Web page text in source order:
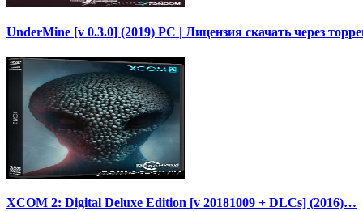
UnderMine [v 0.3.0] (2019) PC | Лицензия скачать через
XCOM 2: Digital Deluxe Edition [v 20181009 + DLCs] (2016)…